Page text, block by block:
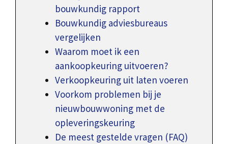
bouwkundig rapport
Bouwkundig adviesbureaus
vergelijken
Waarom moet ik een
aankoopkeuring uitvoeren?
Verkoopkeuring uit laten voeren
Voorkom problemen bij je
nieuwbouwwoning met de
opleveringskeuring
De meest gestelde vragen (FAQ)